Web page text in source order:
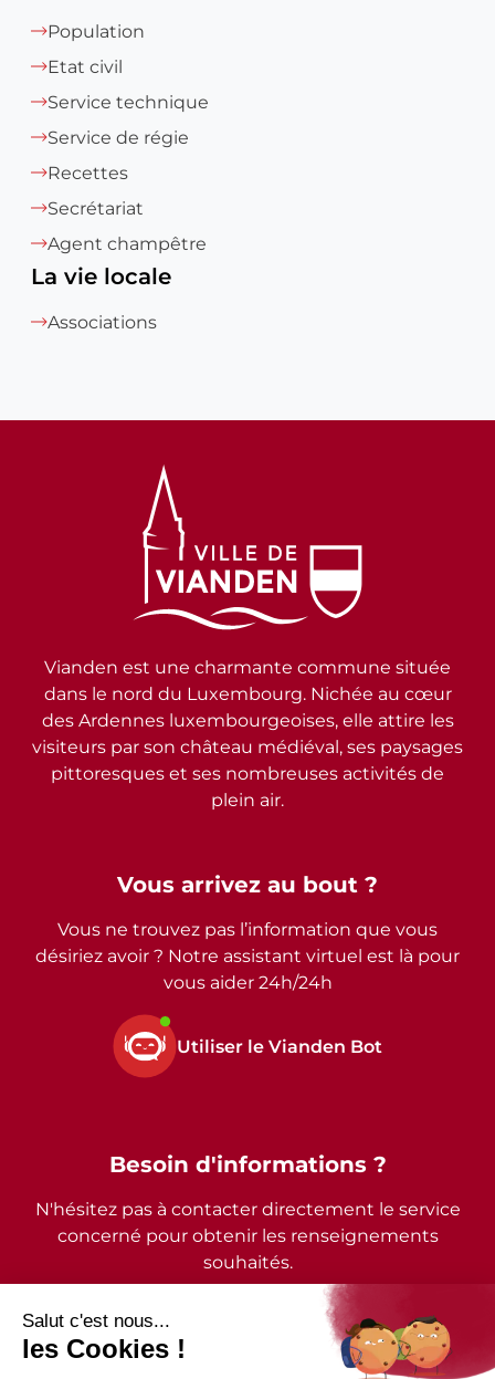
Population
Etat civil
Service technique
Service de régie
Recettes
Secrétariat
Agent champêtre
La vie locale
Associations
Vous arrivez au bout ?
Vous ne trouvez pas l’information que vous
désiriez avoir ? Notre assistant virtuel est là pour
vous aider 24h/24h
Utiliser le Vianden Bot
Vianden est une charmante commune située
dans le nord du Luxembourg. Nichée au cœur
des Ardennes luxembourgeoises, elle attire les
visiteurs par son château médiéval, ses paysages
pittoresques et ses nombreuses activités de
plein air.
Besoin d'informations ?
N'hésitez pas à contacter directement le service
concerné pour obtenir les renseignements
souhaités.
2026 - © Commune de Vianden - Tous droits réservés